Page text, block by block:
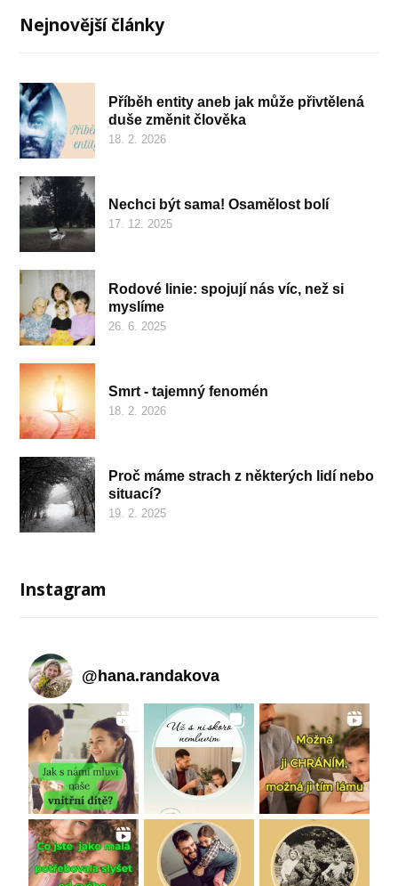
Nejnovější články
Příběh entity aneb jak může přivtělená
duše změnit člověka
18. 2. 2026
Nechci být sama! Osamělost bolí
17. 12. 2025
Rodové linie: spojují nás víc, než si
myslíme
26. 6. 2025
Smrt - tajemný fenomén
18. 2. 2026
Proč máme strach z některých lidí nebo
situací?
19. 2. 2025
Instagram
@hana.randakova